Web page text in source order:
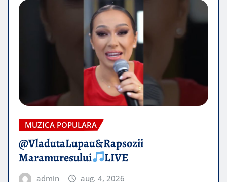
MUZICA POPULARA
@VladutaLupau&Rapsozii
Maramuresului
LIVE
admin aug. 4, 2026